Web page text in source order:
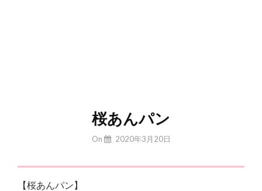
桜あんパン
By
On 2020年3月20日
【桜あんパン】